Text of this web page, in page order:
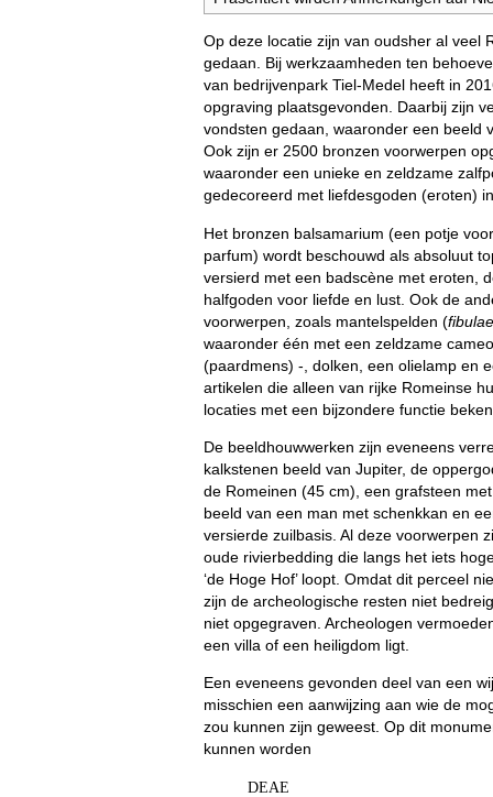
Op deze locatie zijn van oudsher al veel
gedaan. Bij werkzaamheden ten
van bedrijvenpark Tiel-Medel heeft in
opgraving plaatsgevonden. Daarbij zijn
vondsten gedaan, waaronder een beeld
Ook zijn er 2500 bronzen voorwerpen
waaronder een unieke en zeldzame
gedecoreerd met liefdesgoden (eroten)
Het bronzen balsamarium (een potje
parfum) wordt beschouwd als absoluut
versierd met een badscène met eroten,
halfgoden voor liefde en lust. Ook de
voorwerpen, zoals mantelspelden (fibulae
waaronder één met een zeldzame
(paardmens) -, dolken, een olielamp en
artikelen die alleen van rijke Romeinse
locaties met een bijzondere functie
De beeldhouwwerken zijn eveneens
kalkstenen beeld van Jupiter, de
de Romeinen (45 cm), een grafsteen
beeld van een man met schenkkan en
versierde zuilbasis. Al deze voorwerpen
oude rivierbedding die langs het iets
‘de Hoge Hof’ loopt. Omdat dit perceel
zijn de archeologische resten niet
niet opgegraven. Archeologen
een villa of een heiligdom ligt.
Een eveneens gevonden deel van een
misschien een aanwijzing aan wie de
zou kunnen zijn geweest. Op dit
kunnen worden
DEAE